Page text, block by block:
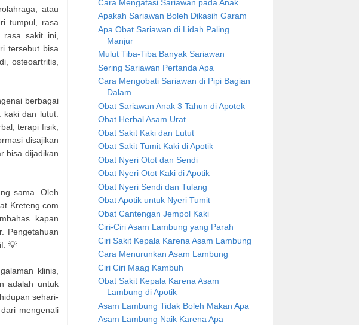
atau
tumpul, rasa
rasa sakit ini,
tersebut bisa
osteoartritis,
berbagai
dan lutut.
terapi fisik,
disajikan
bisa dijadikan
sama. Oleh
Kreteng.com
kapan
Pengetahuan
💡
klinis,
adalah untuk
sehari-
mengenali
Cara Mengatasi Sariawan pada Anak
Apakah Sariawan Boleh Dikasih Garam
Apa Obat Sariawan di Lidah Paling
Manjur
Mulut Tiba-Tiba Banyak Sariawan
Sering Sariawan Pertanda Apa
Cara Mengobati Sariawan di Pipi Bagian
Dalam
Obat Sariawan Anak 3 Tahun di Apotek
Obat Herbal Asam Urat
Obat Sakit Kaki dan Lutut
Obat Sakit Tumit Kaki di Apotik
Obat Nyeri Otot dan Sendi
Obat Nyeri Otot Kaki di Apotik
Obat Nyeri Sendi dan Tulang
Obat Apotik untuk Nyeri Tumit
Obat Cantengan Jempol Kaki
Ciri-Ciri Asam Lambung yang Parah
Ciri Sakit Kepala Karena Asam Lambung
Cara Menurunkan Asam Lambung
Ciri Ciri Maag Kambuh
Obat Sakit Kepala Karena Asam
Lambung di Apotik
Asam Lambung Tidak Boleh Makan Apa
Asam Lambung Naik Karena Apa